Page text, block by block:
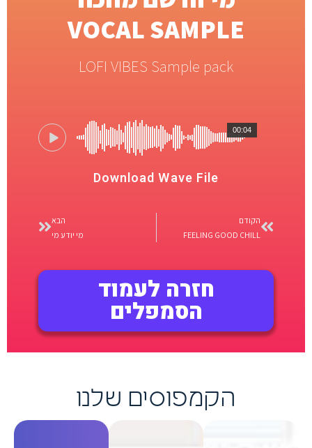
VOCAL SAMPLE
LOFI VIBES Sample pack
Download Wave File
00:04
הקודם
FEELING GOOD CHILL
הבא
מי יודע מי
חזרה לעמוד
הסמפלים
הקמפוסים שלנו